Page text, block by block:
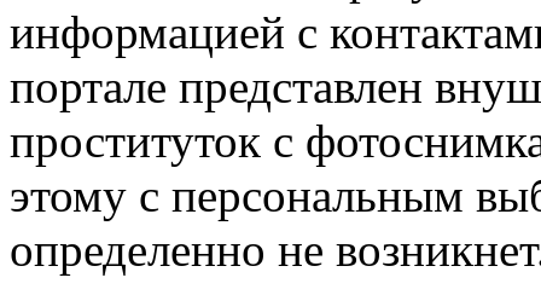
информацией с
портале представлен
проституток с
этому с персональным
определенно не